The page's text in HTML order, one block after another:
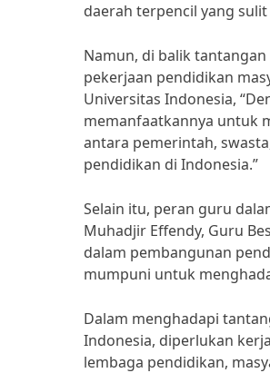
daerah terpencil yang
Namun, di balik
pekerjaan pendidikan
Universitas Indonesia,
memanfaatkannya untuk
antara pemerintah,
pendidikan di Indonesia.”
Selain itu, peran guru
Muhadjir Effendy, Guru
dalam pembangunan
mumpuni untuk
Dalam menghadapi
Indonesia, diperlukan
lembaga pendidikan,